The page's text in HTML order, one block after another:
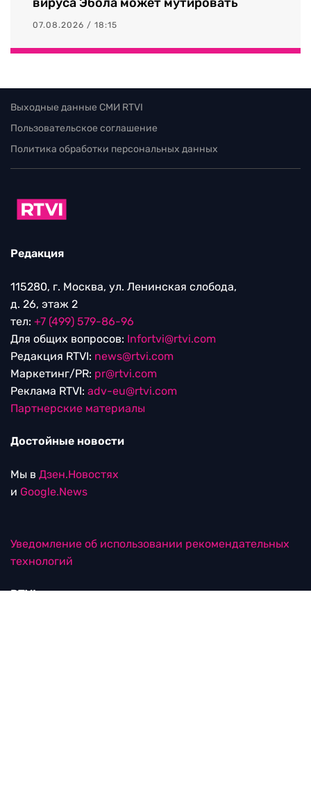
07.08.2026 / 18:15
Выходные данные СМИ RTVI
Пользовательское соглашение
Политика обработки персональных данных
Редакция
115280, г. Москва, ул. Ленинская слобода,
д. 26, этаж 2
тел: +7 (499) 579-86-96
Для общих вопросов: Infortvi@rtvi.com
Редакция RTVI: news@rtvi.com
Маркетинг/PR: pr@rtvi.com
Реклама RTVI: adv-eu@rtvi.com
Партнерские материалы
Достойные новости
Мы в Дзен.Новостях
и Google.News
Уведомление об использовании рекомендательных
технологий
RTVI в соцсетях